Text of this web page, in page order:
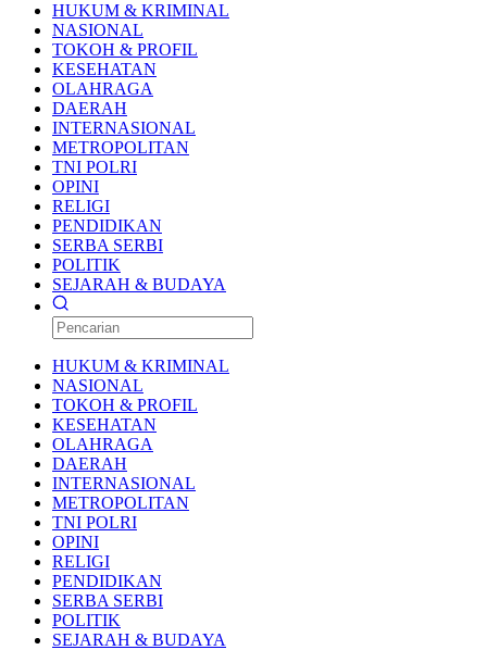
HUKUM & KRIMINAL
NASIONAL
TOKOH & PROFIL
KESEHATAN
OLAHRAGA
DAERAH
INTERNASIONAL
METROPOLITAN
TNI POLRI
OPINI
RELIGI
PENDIDIKAN
SERBA SERBI
POLITIK
SEJARAH & BUDAYA
HUKUM & KRIMINAL
NASIONAL
TOKOH & PROFIL
KESEHATAN
OLAHRAGA
DAERAH
INTERNASIONAL
METROPOLITAN
TNI POLRI
OPINI
RELIGI
PENDIDIKAN
SERBA SERBI
POLITIK
SEJARAH & BUDAYA